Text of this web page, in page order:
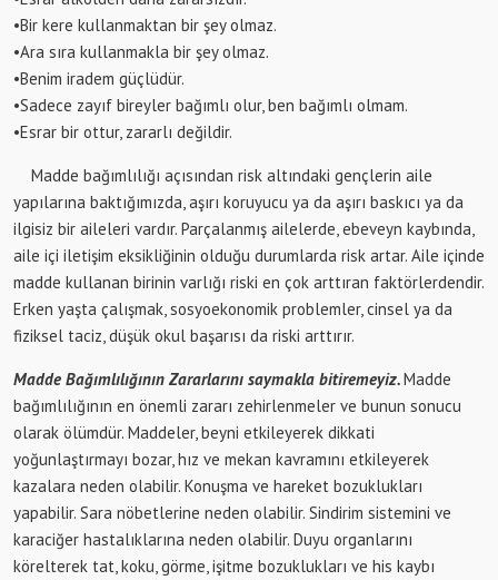
•Bir kere kullanmaktan bir şey olmaz.
•Ara sıra kullanmakla bir şey olmaz.
•Benim iradem güçlüdür.
•Sadece zayıf bireyler bağımlı olur, ben bağımlı olmam.
•Esrar bir ottur, zararlı değildir.
Madde bağımlılığı açısından risk altındaki gençlerin aile
yapılarına baktığımızda, aşırı koruyucu ya da aşırı baskıcı ya da
ilgisiz bir aileleri vardır. Parçalanmış ailelerde, ebeveyn kaybında,
aile içi iletişim eksikliğinin olduğu durumlarda risk artar. Aile içinde
madde kullanan birinin varlığı riski en çok arttıran faktörlerdendir.
Erken yaşta çalışmak, sosyoekonomik problemler, cinsel ya da
fiziksel taciz, düşük okul başarısı da riski arttırır.
Madde Bağımlılığının Zararlarını saymakla bitiremeyiz.Madde
bağımlılığının en önemli zararı zehirlenmeler ve bunun sonucu
olarak ölümdür. Maddeler, beyni etkileyerek dikkati
yoğunlaştırmayı bozar, hız ve mekan kavramını etkileyerek
kazalara neden olabilir. Konuşma ve hareket bozuklukları
yapabilir. Sara nöbetlerine neden olabilir. Sindirim sistemini ve
karaciğer hastalıklarına neden olabilir. Duyu organlarını
körelterek tat, koku, görme, işitme bozuklukları ve his kaybı